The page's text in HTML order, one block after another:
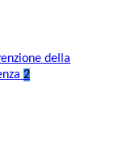
della
2